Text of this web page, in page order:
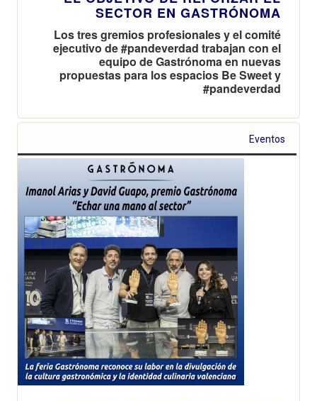
SECTOR EN GASTRÓNOMA
Los tres gremios profesionales y el comité
ejecutivo de #pandeverdad trabajan con el
equipo de Gastrónoma en nuevas
propuestas para los espacios Be Sweet y
#pandeverdad
Eventos